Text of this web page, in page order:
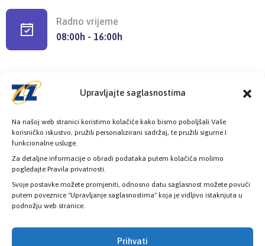
Upravljajte saglasnostima
Na našoj web stranici koristimo kolačiće kako bismo poboljšali Vaše
korisničko iskustvo, pružili personalizirani sadržaj, te pružili sigurne I
funkcionalne usluge.
Za detaljne informacije o obradi podataka putem kolačića molimo
pogledajte Pravila privatnosti.
Svoje postavke možete promjeniti, odnosno datu saglasnost možete povući
putem poveznice "Upravljanje saglasnostima" koja je vidljivo istaknjuta u
podnožju web stranice.
Prihvati
Radno vrijeme
08:00h - 16:00h
Provjerite status vaše elektronske
zdravstvene kartice
PROVJERITE STATUS